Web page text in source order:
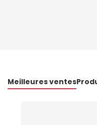
Meilleures ventes